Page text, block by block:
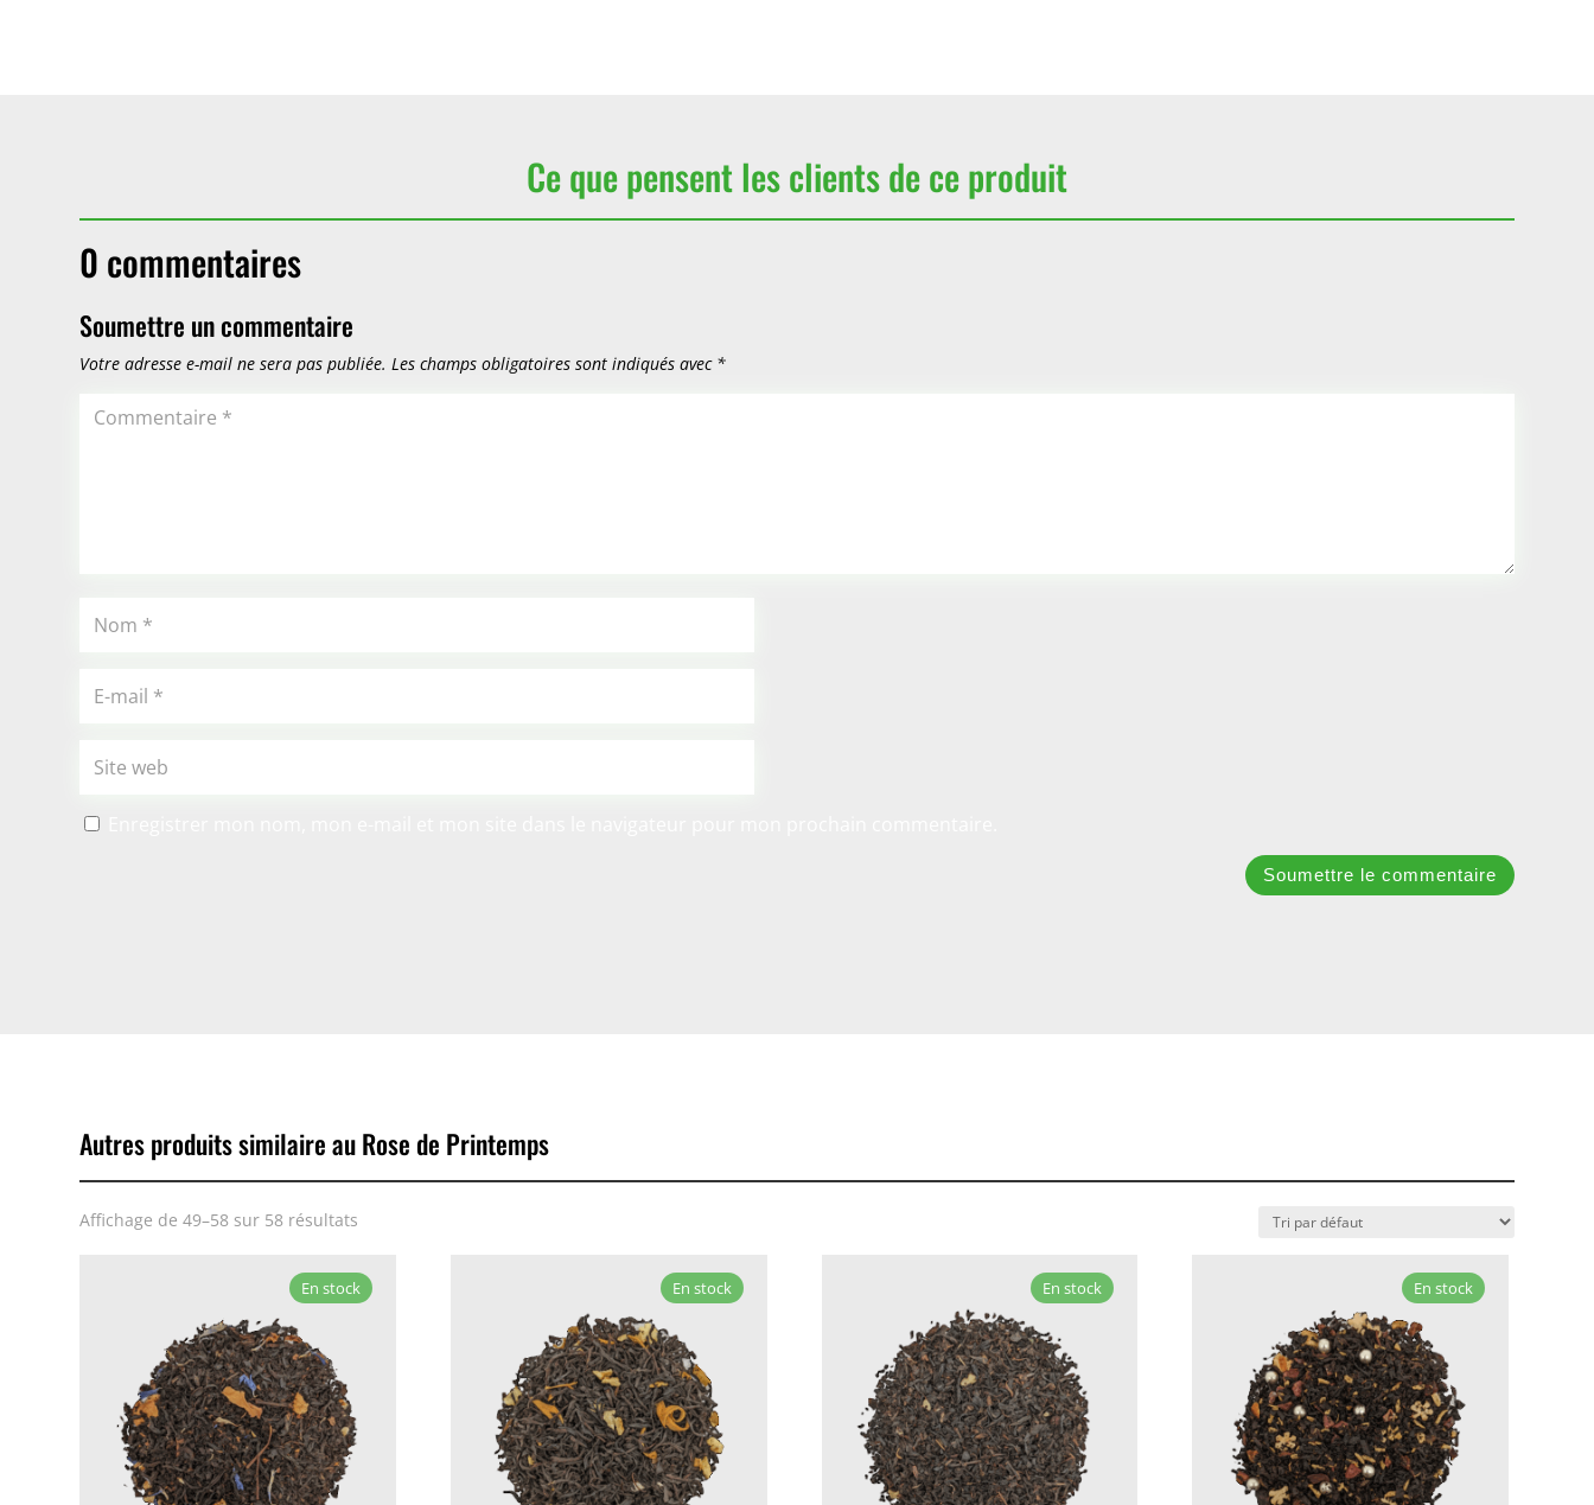
Ce que pensent les clients de ce produit
0 commentaires
Soumettre un commentaire
Votre adresse e-mail ne sera pas publiée. Les champs obligatoires sont indiqués avec *
Soumettre le commentaire
Autres produits similaire au Rose de Printemps
Affichage de 49–58 sur 58 résultats
En stock En stock En stock En stock